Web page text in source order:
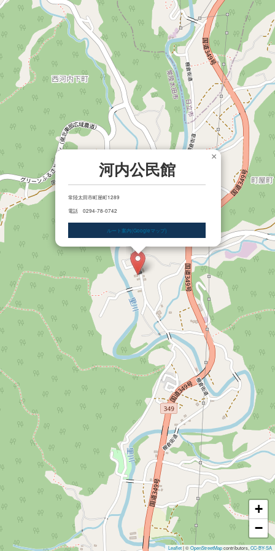
河内公民館
常陸太田市町屋町1289
電話 0294-78-0742
ルート案内(Googleマップ)
×
+
−
Leaflet|©OpenStreetMapcontributors, CC-BY-SA